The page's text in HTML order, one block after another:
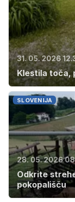
31. 05. 2026
Klestila toča,
SLOVENIJA
28. 05. 2026
Odkrite
pokopališču